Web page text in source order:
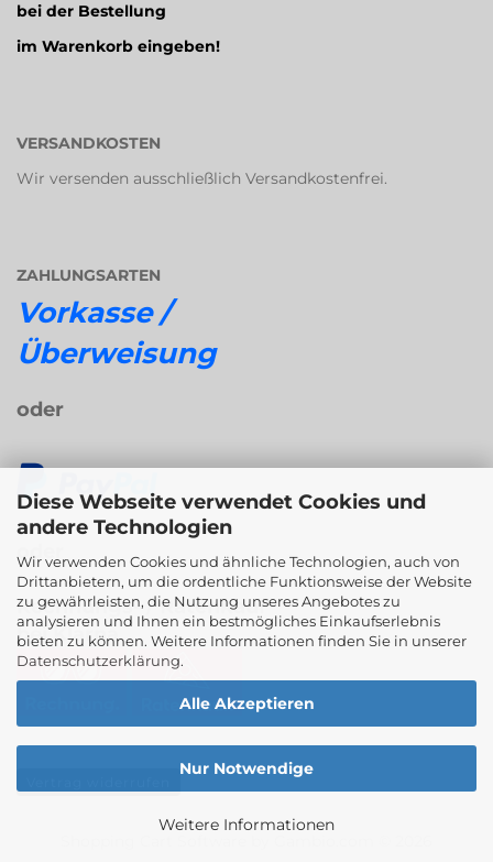
Diese Webseite verwendet Cookies und
andere Technologien
Wir verwenden Cookies und ähnliche Technologien, auch von
Drittanbietern, um die ordentliche Funktionsweise der Website
zu gewährleisten, die Nutzung unseres Angebotes zu
analysieren und Ihnen ein bestmögliches Einkaufserlebnis
bieten zu können. Weitere Informationen finden Sie in unserer
Datenschutzerklärung.
Alle Akzeptieren
Nur Notwendige
Weitere Informationen
bei der Bestellung
im Warenkorb eingeben!
VERSANDKOSTEN
Wir versenden ausschließlich Versandkostenfrei.
ZAHLUNGSARTEN
Vorkasse /
Überweisung
oder
oder
Rechnungs- / Ratenkauf
bei Klarna